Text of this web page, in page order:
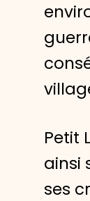
Petit
ainsi
ses